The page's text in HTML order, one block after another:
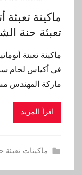
ماكينة تعبئة
تعبئة حنة
ماكينة تعبئة
ماركة المهندس
اقرأ المزيد
ماكينات تعبئة